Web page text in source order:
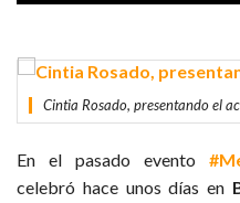
Cintia Rosado, presentando el
En el pasado evento
celebró hace unos días en